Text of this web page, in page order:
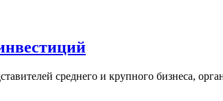
среднего и крупного бизнеса,